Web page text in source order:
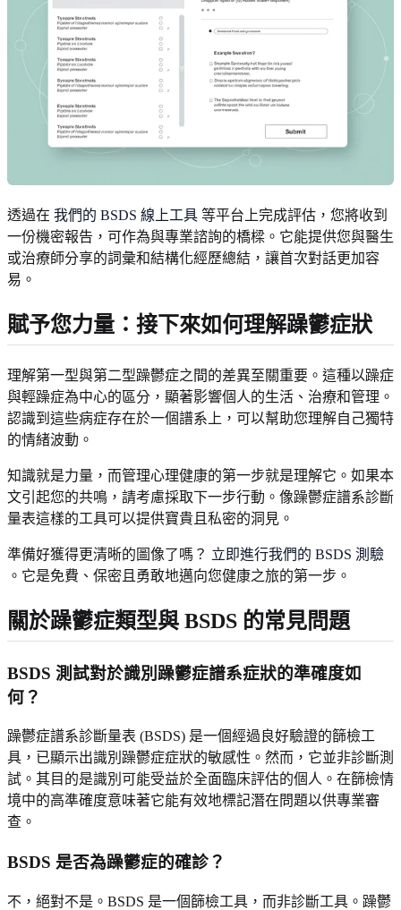
透過在 我們的 BSDS 線上工具 等平台上完成評估，您將收到
一份機密報告，可作為與專業諮詢的橋樑。它能提供您與醫生
或治療師分享的詞彙和結構化經歷總結，讓首次對話更加容
易。
賦予您力量：接下來如何理解躁鬱症狀
理解第一型與第二型躁鬱症之間的差異至關重要。這種以躁症
與輕躁症為中心的區分，顯著影響個人的生活、治療和管理。
認識到這些病症存在於一個譜系上，可以幫助您理解自己獨特
的情緒波動。
知識就是力量，而管理心理健康的第一步就是理解它。如果本
文引起您的共鳴，請考慮採取下一步行動。像躁鬱症譜系診斷
量表這樣的工具可以提供寶貴且私密的洞見。
準備好獲得更清晰的圖像了嗎？ 立即進行我們的 BSDS 測驗
。它是免費、保密且勇敢地邁向您健康之旅的第一步。
關於躁鬱症類型與 BSDS 的常見問題
BSDS 測試對於識別躁鬱症譜系症狀的準確度如
何？
躁鬱症譜系診斷量表 (BSDS) 是一個經過良好驗證的篩檢工
具，已顯示出識別躁鬱症症狀的敏感性。然而，它並非診斷測
試。其目的是識別可能受益於全面臨床評估的個人。在篩檢情
境中的高準確度意味著它能有效地標記潛在問題以供專業審
查。
BSDS 是否為躁鬱症的確診？
不，絕對不是。BSDS 是一個篩檢工具，而非診斷工具。躁鬱